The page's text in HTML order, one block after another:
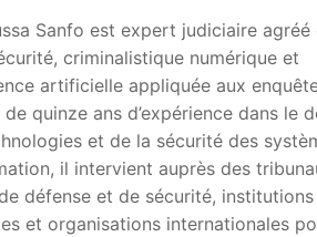
Sanfo est expert judiciaire agréé
criminalistique numérique et
artificielle appliquée aux
quinze ans d’expérience dans le
et de la sécurité des
il intervient auprès des
défense et de sécurité, institutions
et organisations internationales